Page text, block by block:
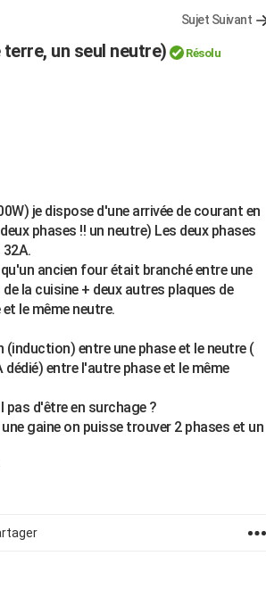
Sujet Suivant
un seul neutre) Résolu
je dispose d'une arrivée de courant en
phases !! un neutre) Les deux phases
ancien four était branché entre une
la cuisine + deux autres plaques de
le même neutre.
(induction) entre une phase et le neutre (
entre l'autre phase et le même
d'être en surchage ?
gaine on puisse trouver 2 phases et un